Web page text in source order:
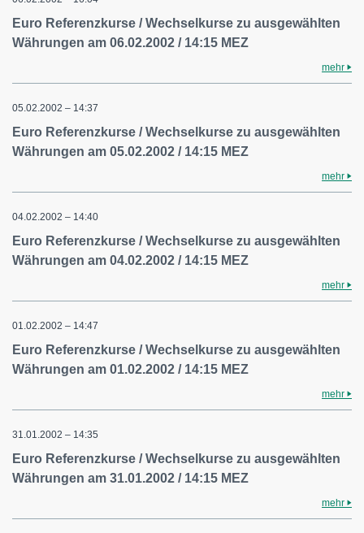
Euro Referenzkurse / Wechselkurse zu ausgewählten
Währungen am 06.02.2002 / 14:15 MEZ
mehr
05.02.2002 – 14:37
Euro Referenzkurse / Wechselkurse zu ausgewählten
Währungen am 05.02.2002 / 14:15 MEZ
mehr
04.02.2002 – 14:40
Euro Referenzkurse / Wechselkurse zu ausgewählten
Währungen am 04.02.2002 / 14:15 MEZ
mehr
01.02.2002 – 14:47
Euro Referenzkurse / Wechselkurse zu ausgewählten
Währungen am 01.02.2002 / 14:15 MEZ
mehr
31.01.2002 – 14:35
Euro Referenzkurse / Wechselkurse zu ausgewählten
Währungen am 31.01.2002 / 14:15 MEZ
mehr